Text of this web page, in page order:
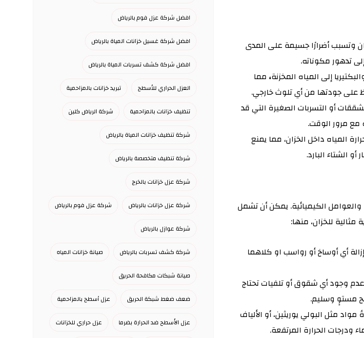
وتسبب أضرارًا جسيمة على المدى
تدهور مكوناته.
إلى المياه المخزنة، مما
على جودتها من أي تلوث خارجي.
أو التسربات الصغيرة التي قد
مع مرور الوقت.
المياه داخل الخزان، مما يمنع
الشتاء البارد.
الكيميائية. يمكن أن تشمل
للخزان، منها:
أي أوساخ أو رواسب او كلاهما
وجود أي شقوق أو تلفيات تحتاج
مستوٍ وسليم.
مثل البولي يوريثين، أو الألياف
ودرجات الحرارة المرتفعة.
افضل شركة عزل فوم بالرياض
افضل شركة غسيل خزانات المياة بالرياض
افضل شركة كشف تسربات المياة بالرياض
العزل الحراري للأسطح تبريد خزانات بالمزاحمية
تنظيف خزانات بالمزاحمية شركة الرياض كلين
شركة تنظيف خزانات المياة بالرياض
شركة تنظيف متخصصة بالرياض
شركة عزل خزانات بالخرج
شركة عزل خزانات بالرياض شركة عزل فوم بالرياض
شركة عوازل بالرياض
شركة كشف تسربات بالرياض صيانة خزانات المياه
صيانة شبكات مكافحة الحريق
ضعف ضغط شبكة الحريق عزل أسطح بالمزاحمية
عزل الأسطح ضد الحرارة بضرما عزل حراري للخزانات